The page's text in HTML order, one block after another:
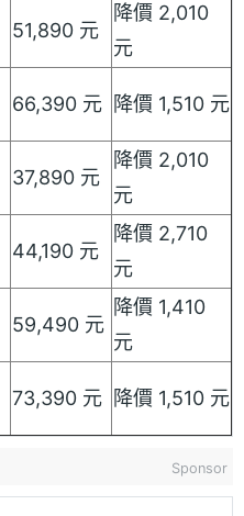
51,890 元
降價 2,010
元
66,390 元 降價 1,510 元
37,890 元
降價 2,010
元
44,190 元
降價 2,710
元
59,490 元
降價 1,410
元
73,390 元 降價 1,510 元
Sponsor